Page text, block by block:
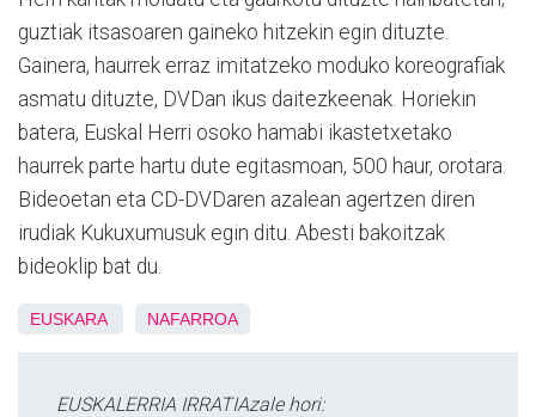
guztiak itsasoaren gaineko hitzekin egin dituzte.
Gainera, haurrek erraz imitatzeko moduko koreografiak
asmatu dituzte, DVDan ikus daitezkeenak. Horiekin
batera, Euskal Herri osoko hamabi ikastetxetako
haurrek parte hartu dute egitasmoan, 500 haur, orotara.
Bideoetan eta CD-DVDaren azalean agertzen diren
irudiak Kukuxumusuk egin ditu. Abesti bakoitzak
bideoklip bat du.
EUSKARA NAFARROA
EUSKALERRIA IRRATIAzale hori: